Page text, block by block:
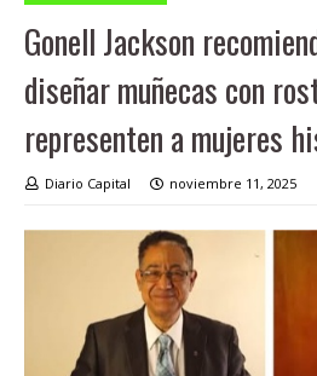
Gonell Jackson
diseñar muñecas con
representen a mujeres
Diario Capital noviembre 11, 2025